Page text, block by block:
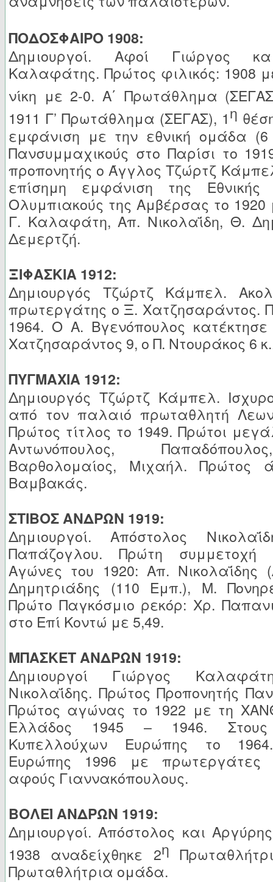
ΠΟΔΟΣΦΑΙΡΟ 1908:
Δημιουργοί. Αφοί Γιώργος
Καλαφάτης. Πρώτος φιλικός: 1908
νίκη με 2-0. Α΄ Πρωτάθλημα
1911 Γ’ Πρωτάθλημα (ΣΕΓΑΣ), 1η
εμφάνιση με την εθνική ομάδα (6
Πανσυμμαχικούς στο Παρίσι το
προπονητής ο Άγγλος Τζώρτζ
επίσημη εμφάνιση της
Ολυμπιακούς της Αμβέρσας το 1920
Γ. Καλαφάτη, Απ. Νικολαΐδη, Θ.
Δεμερτζή.
ΞIΦΑΣΚΙΑ 1912:
Δημιουργός Τζώρτζ Κάμπελ.
πρωτεργάτης ο Ξ. Χατζησαράντος.
1964. Ο Α. Βγενόπουλος κατέκτησε
Χατζησαράντος 9, ο Π. Ντουράκος 6
ΠΥΓΜΑΧΙΑ 1912:
Δημιουργός Τζώρτζ Κάμπελ.
από τον παλαιό πρωταθλητή
Πρώτος τίτλος το 1949. Πρώτοι
Αντωνόπουλος,
Βαρθολομαίος, Μιχαήλ. Πρώτος
Βαμβακάς.
ΣΤΙΒΟΣ ΑΝΔΡΩΝ 1919:
Δημιουργοί. Απόστολος
Παπάζογλου. Πρώτη συμμετοχή
Αγώνες του 1920: Απ. Νικολαΐδης
Δημητριάδης (110 Εμπ.), Μ.
Πρώτο Παγκόσμιο ρεκόρ: Χρ.
στο Επί Κοντώ με 5,49.
ΜΠΑΣΚΕΤ ΑΝΔΡΩΝ 1919:
Δημιουργοί Γιώργος
Νικολαΐδης. Πρώτος Προπονητής
Πρώτος αγώνας το 1922 με τη
Ελλάδος 1945 – 1946.
Κυπελλούχων Ευρώπης το
Ευρώπης 1996 με πρωτεργάτες
αφούς Γιαννακόπουλους.
ΒΟΛΕΪ ΑΝΔΡΩΝ 1919:
Δημιουργοί. Απόστολος και
1938 αναδείχθηκε 2η
Πρωταθλήτρια ομάδα.